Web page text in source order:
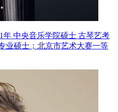
年 中央音乐学院硕士 古琴艺考
业硕士；北京市艺术大赛一等